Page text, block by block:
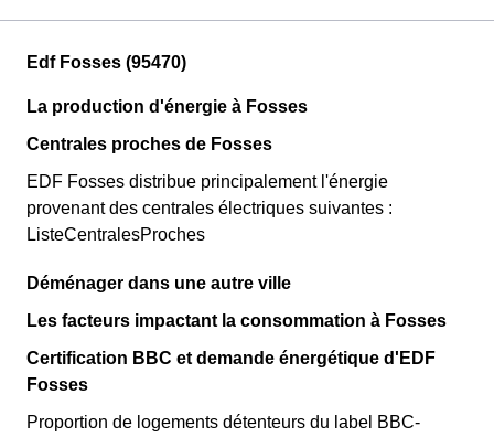
Edf Fosses (95470)
La production d'énergie à Fosses
Centrales proches de Fosses
EDF Fosses distribue principalement l'énergie
provenant des centrales électriques suivantes :
ListeCentralesProches
Déménager dans une autre ville
Les facteurs impactant la consommation à Fosses
Certification BBC et demande énergétique d'EDF
Fosses
Proportion de logements détenteurs du label BBC-